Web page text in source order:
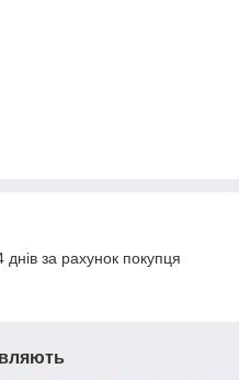
за рахунок покупця